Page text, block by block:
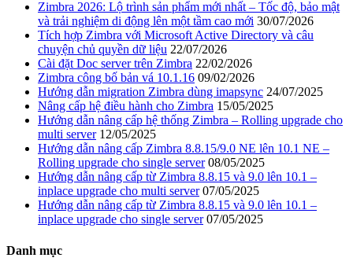
Zimbra 2026: Lộ trình sản phẩm mới nhất – Tốc độ, bảo mật
và trải nghiệm di động lên một tầm cao mới 30/07/2026
Tích hợp Zimbra với Microsoft Active Directory và câu
chuyện chủ quyền dữ liệu 22/07/2026
Cài đặt Doc server trên Zimbra 22/02/2026
Zimbra công bố bản vá 10.1.16 09/02/2026
Hướng dẫn migration Zimbra dùng imapsync 24/07/2025
Nâng cấp hệ điều hành cho Zimbra 15/05/2025
Hướng dẫn nâng cấp hệ thống Zimbra – Rolling upgrade cho
multi server 12/05/2025
Hướng dẫn nâng cấp Zimbra 8.8.15/9.0 NE lên 10.1 NE –
Rolling upgrade cho single server 08/05/2025
Hướng dẫn nâng cấp từ Zimbra 8.8.15 và 9.0 lên 10.1 –
inplace upgrade cho multi server 07/05/2025
Hướng dẫn nâng cấp từ Zimbra 8.8.15 và 9.0 lên 10.1 –
inplace upgrade cho single server 07/05/2025
Danh mục